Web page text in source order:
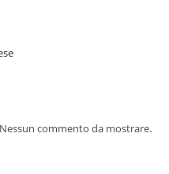
Nessun commento da mostrare.